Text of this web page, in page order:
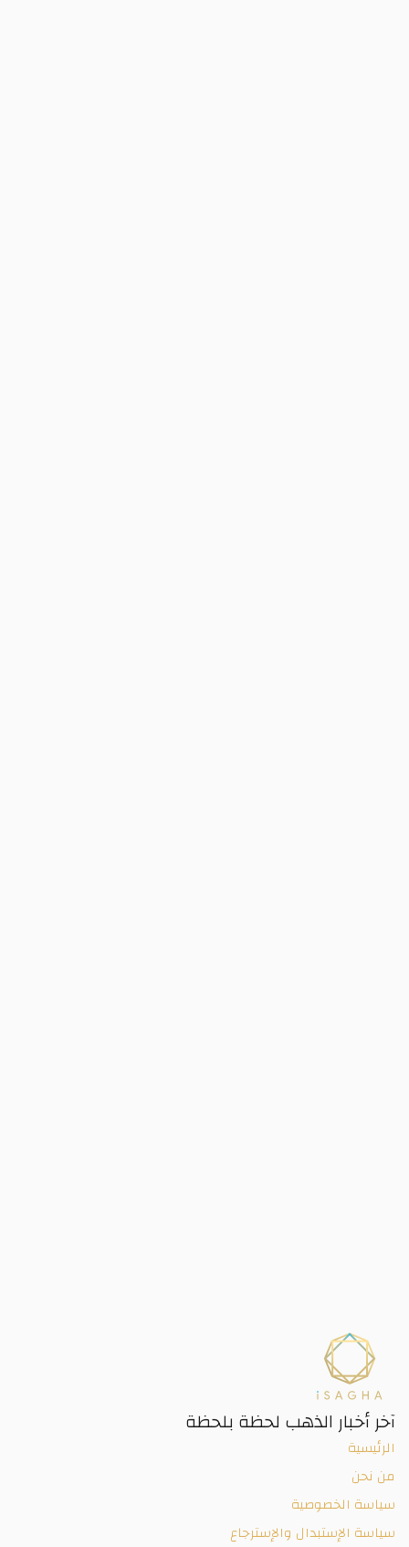
آخر أخبار الذهب لحظة بلحظة
الرئيسية
من نحن
سياسة الخصوصية
سياسة الإستبدال والإسترجاع